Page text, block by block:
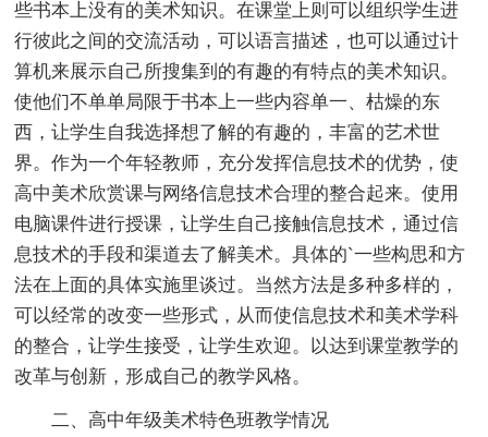
些书本上没有的美术知识。在课堂上则可以组织学生进
行彼此之间的交流活动，可以语言描述，也可以通过计
算机来展示自己所搜集到的有趣的有特点的美术知识。
使他们不单单局限于书本上一些内容单一、枯燥的东
西，让学生自我选择想了解的有趣的，丰富的艺术世
界。作为一个年轻教师，充分发挥信息技术的优势，使
高中美术欣赏课与网络信息技术合理的整合起来。使用
电脑课件进行授课，让学生自己接触信息技术，通过信
息技术的手段和渠道去了解美术。具体的`一些构思和方
法在上面的具体实施里谈过。当然方法是多种多样的，
可以经常的改变一些形式，从而使信息技术和美术学科
的整合，让学生接受，让学生欢迎。以达到课堂教学的
改革与创新，形成自己的教学风格。
二、高中年级美术特色班教学情况